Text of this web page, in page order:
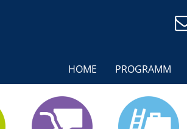
HOME PROGRAMM